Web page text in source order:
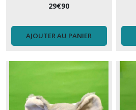
29€90
AJOUTER AU PANIER